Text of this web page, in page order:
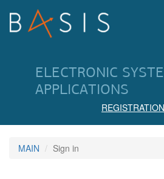
ELECTRONIC
APPLICATIONS
REGISTRATION
MAIN Sign in